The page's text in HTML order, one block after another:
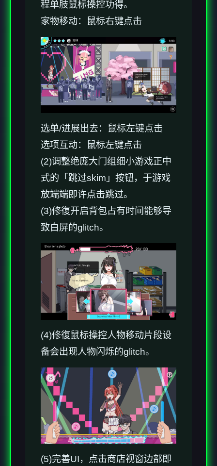
程单肢鼠标操控功得。
家物移动：鼠标右键点击
选单/进展出去：鼠标左键点击
选项互动：鼠标左键点击
(2)调整绝庞大门组细小游戏正中
式的「跳过skim」按钮，于游戏
放端端即许点击跳过。
(3)修復开启背包占有时间能够导
致白屏的glitch。
(4)修復鼠标操控人物移动片段设
备会出现人物闪烁的glitch。
(5)完善UI，点击商店视窗边部即